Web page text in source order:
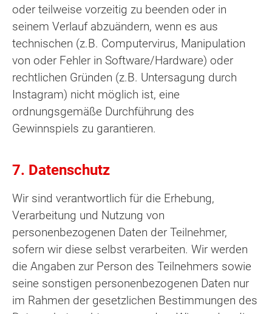
oder teilweise vorzeitig zu beenden oder in
seinem Verlauf abzuändern, wenn es aus
technischen (z.B. Computervirus, Manipulation
von oder Fehler in Software/Hardware) oder
rechtlichen Gründen (z.B. Untersagung durch
Instagram) nicht möglich ist, eine
ordnungsgemäße Durchführung des
Gewinnspiels zu garantieren.
7. Datenschutz
Wir sind verantwortlich für die Erhebung,
Verarbeitung und Nutzung von
personenbezogenen Daten der Teilnehmer,
sofern wir diese selbst verarbeiten. Wir werden
die Angaben zur Person des Teilnehmers sowie
seine sonstigen personenbezogenen Daten nur
im Rahmen der gesetzlichen Bestimmungen des